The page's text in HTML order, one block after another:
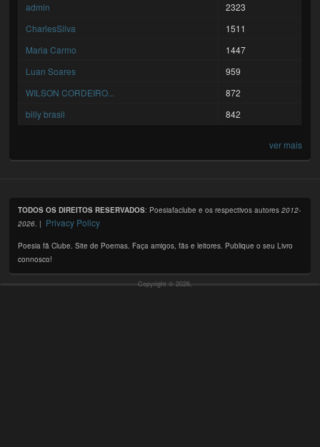
admin
2323
CharlesSilva
1511
Maria Carmo
1447
Luan Soares
959
WILSON CORDEIRO...
872
billy brasil
842
ver mais
TODOS OS DIREITOS RESERVADOS: Poesiafaclube e os respectivos autores2012-
2026. | Privacy Policy
Poesia fã Clube. Site de Poemas. Faça amigos, fãs e leitores. Publique o seu Livro
connosco!
Copyright © 2026,